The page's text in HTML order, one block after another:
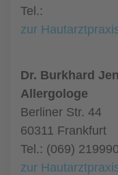
Tel.:
zur
Dr. Burkhard
Allergologe
Berliner Str. 44
60311 Frankfurt
Tel.: (069)
zur